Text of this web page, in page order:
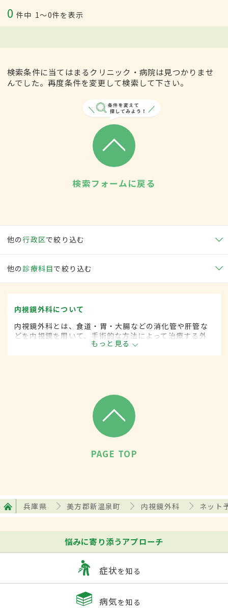
0 件中 1〜0件を表示
検索条件に当てはまるクリニック・病院は見つかりませ
んでした。再度条件を変更して検索して下さい。
検索フォームに戻る
他の行政区で絞り込む
他の 診療科目で絞り込む
内視鏡外科について
内視鏡外科とは、食道・胃・大腸などの消化管や肝管な
どを内視鏡を用いて、手術的な方法によって治療する外
科の一領域です。胃がん、大腸がん、肺がん、甲状腺が
ん、肝臓がんなどさまざまな領域に広がってきていま
もっと見る
PAGE TOP
兵庫県 美方郡新温泉町 内視鏡外科 ネット
悩みに寄り添うアプローチ
症状を知る
病気を知る